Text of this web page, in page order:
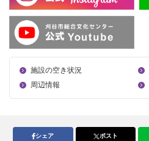
施設の空き状況
周辺情報
シェア ポスト